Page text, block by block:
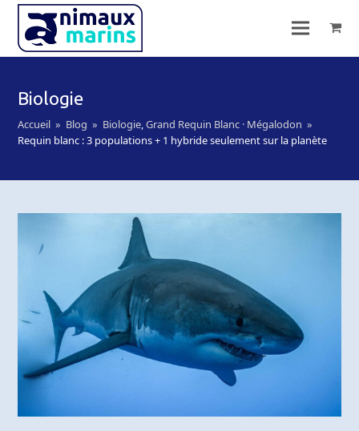
Biologie
Accueil » Blog » Biologie,Grand Requin Blanc · Mégalodon »
Requin blanc : 3 populations + 1 hybride seulement sur la planète